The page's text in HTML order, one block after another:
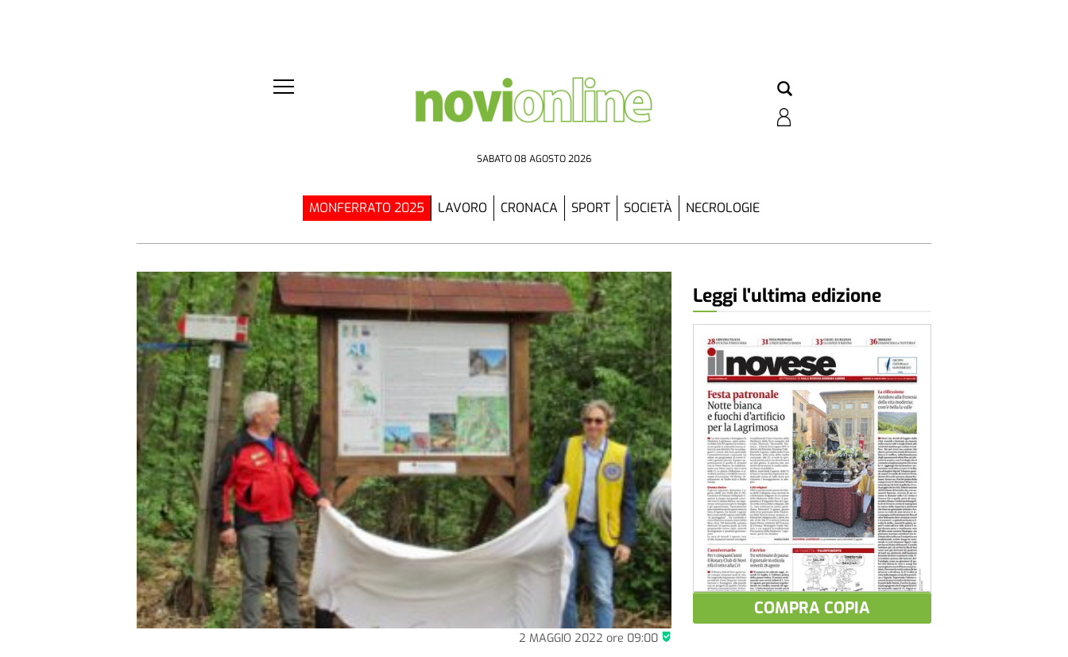
SABATO 08 AGOSTO 2026
MONFERRATO 2025 LAVORO CRONACA SPORT SOCIETÀ NECROLOGIE
2 MAGGIO 2022ore 09:00
Leggi l'ultima edizione
COMPRA COPIA